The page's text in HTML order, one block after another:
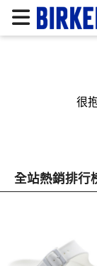
BIRKENSTOCK
很
全站熱銷排行